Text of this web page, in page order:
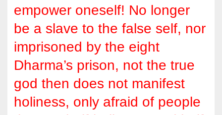
empower oneself! No longer
be a slave to the false self, nor
imprisoned by the eight
Dharma’s prison, not the true
god then does not manifest
holiness, only afraid of people